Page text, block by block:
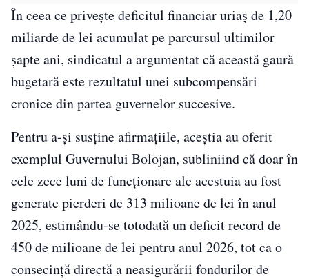
În ceea ce privește deficitul financiar uriaș de 1,20
miliarde de lei acumulat pe parcursul ultimilor
șapte ani, sindicatul a argumentat că această gaură
bugetară este rezultatul unei subcompensări
cronice din partea guvernelor succesive.
Pentru a-și susține afirmațiile, aceștia au oferit
exemplul Guvernului Bolojan, subliniind că doar în
cele zece luni de funcționare ale acestuia au fost
generate pierderi de 313 milioane de lei în anul
2025, estimându-se totodată un deficit record de
450 de milioane de lei pentru anul 2026, tot ca o
consecință directă a neasigurării fondurilor de